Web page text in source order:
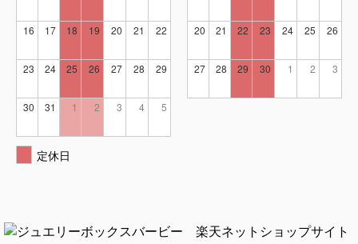
16 17 18 19 20 21 22
23 24 25 26 27 28 29
30 31 1 2 3 4 5
20 21 22 23 24 25 26
27 28 29 30 1 2 3
定休日